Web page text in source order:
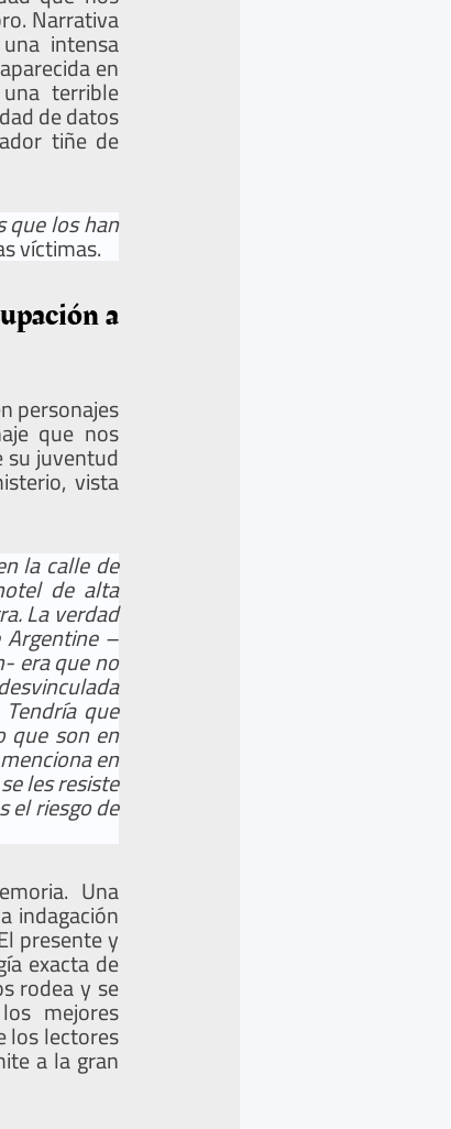
Narrativa
intensa
en
terrible
de datos
tiñe de
que los han
víctimas.
a
personajes
que nos
juventud
vista
la calle de
de alta
La verdad
–
era que no
que
que son en
en
les resiste
el riesgo de
Una
indagación
presente y
exacta de
rodea y se
mejores
los lectores
a la gran